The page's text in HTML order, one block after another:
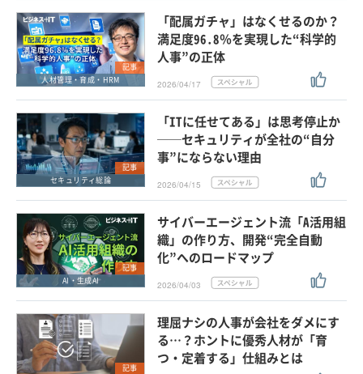
タグ ×
× 人材管理・育成・HRM
この条件で検索する
記事
人材管理・育成・HRM
「配属ガチャ」はなくせるのか？
満足度96.8％を実現した“科学的
人事”の正体
2026/04/17
記事
セキュリティ総論
「ITに任せてある」は思考停止か
──セキュリティが全社の“自分
事”にならない理由
2026/04/15
記事
AI・生成AI
サイバーエージェント流「A活用組
織」の作り方、開発“完全自動
化”へのロードマップ
2026/04/03
記事
理屈ナシの人事が会社をダメにす
る…？ホントに優秀人材が「育
つ・定着する」仕組みとは